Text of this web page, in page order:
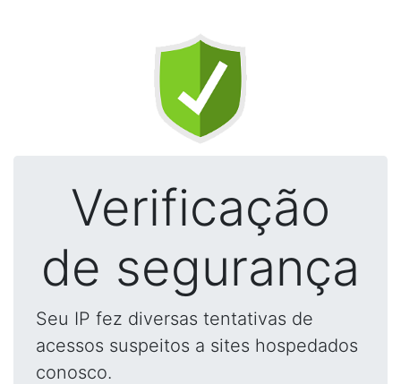
Verificação
de segurança
Seu IP fez diversas tentativas de
acessos suspeitos a sites hospedados
conosco.